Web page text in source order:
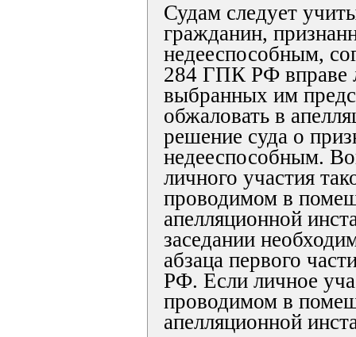
Судам следует
гражданин,
недееспособным,
284 ГПК РФ вправе
выбранных им
обжаловать в
решение суда о
недееспособным.
личного участия
проводимом в
апелляционной
заседании
абзаца первого
РФ. Если личное
проводимом в
апелляционной